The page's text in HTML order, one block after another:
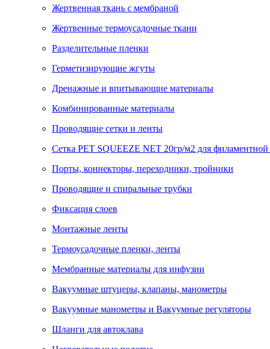
Жертвенная ткань с мембраной
Жертвенные термоусадочные ткани
Разделительные пленки
Герметизирующие жгуты
Дренажные и впитывающие материалы
Комбинированные материалы
Проводящие сетки и ленты
Сетка PET SQUEEZE NET 20гр/м2 для филаментной
Порты, коннекторы, переходники, тройники
Проводящие и спиральные трубки
Фиксация слоев
Монтажные ленты
Термоусадочные пленки, ленты
Мембранные материалы для инфузии
Вакуумные штуцеры, клапаны, манометры
Вакуумные манометры и Вакуумные регуляторы
Шланги для автоклава